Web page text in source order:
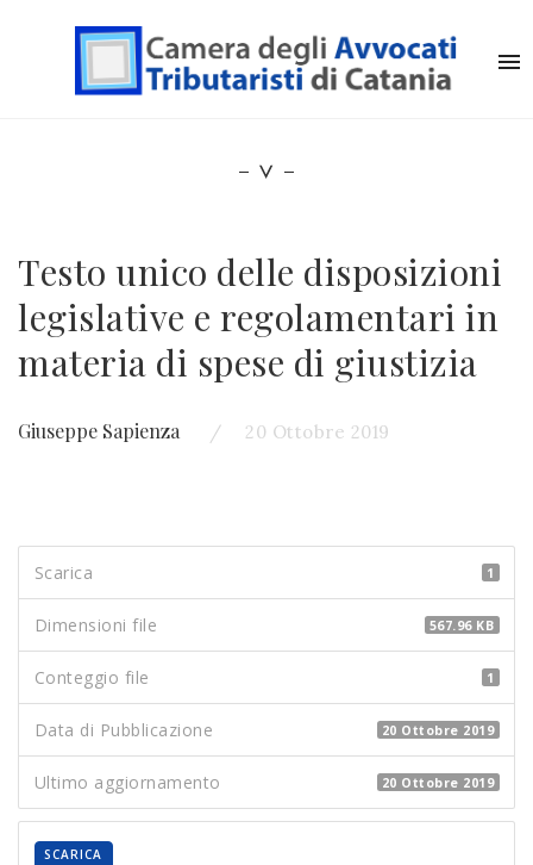
Testo unico delle disposizioni
legislative e regolamentari in
materia di spese di giustizia
Giuseppe Sapienza 20 Ottobre 2019
Scarica 1
Dimensioni file 567.96 KB
Conteggio file 1
Data di Pubblicazione 20 Ottobre 2019
Ultimo aggiornamento 20 Ottobre 2019
SCARICA